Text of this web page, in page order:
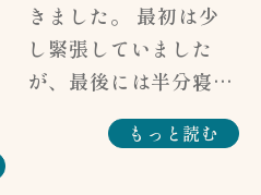
れますよね。 私も大
好きです♪
ゼーション、または
MIXでも受けていただ
けます。 それに加
え、凝っている箇所を
見つけて重点的に施術
【スタッフからのお返
事】 せっかく気持ち
のに、お顔の位置が残
きました。 最初は少
し緊張していました
が、最後には半分寝落
ちしていました。 と
てもリラックスでき
もっと読む